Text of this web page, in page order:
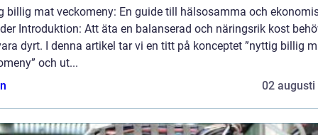
billig mat veckomeny: En guide till hälsosamma och
Introduktion: Att äta en balanserad och näringsrik kost
dyrt. I denna artikel tar vi en titt på konceptet ”nyttig billig
och ut...
02 augusti